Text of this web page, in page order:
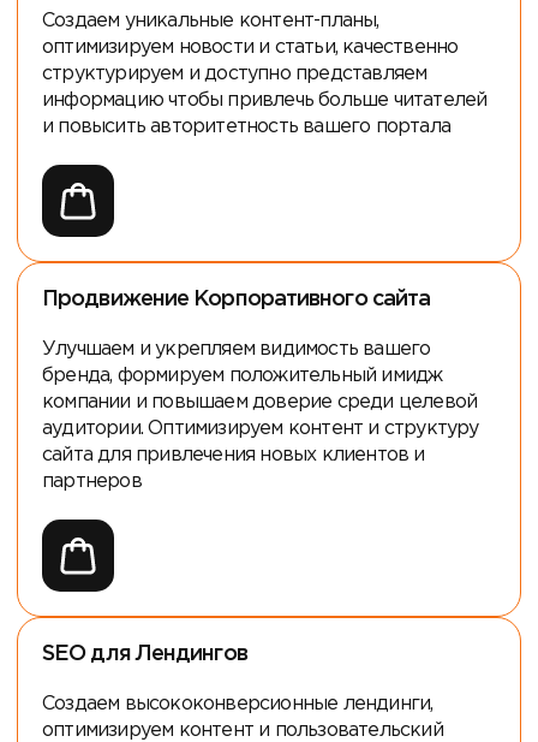
Создаем уникальные контент-планы,
оптимизируем новости и статьи, качественно
структурируем и доступно представляем
информацию чтобы привлечь больше читателей
и повысить авторитетность вашего портала
Продвижение Корпоративного сайта
Улучшаем и укрепляем видимость вашего
бренда, формируем положительный имидж
компании и повышаем доверие среди целевой
аудитории. Оптимизируем контент и структуру
сайта для привлечения новых клиентов и
партнеров
SEO для Лендингов
Создаем высококонверсионные лендинги,
оптимизируем контент и пользовательский